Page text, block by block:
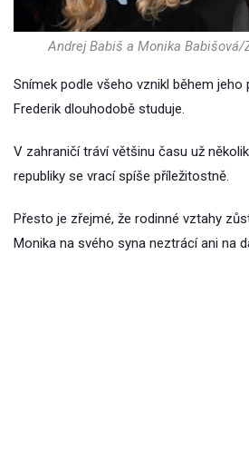
Andrej Babiš a Monika
Snímek podle všeho vznikl během jeho
Frederik dlouhodobě studuje.
V zahraničí tráví většinu času už
republiky se vrací spíše příležitostně.
Přesto je zřejmé, že rodinné vztahy
Monika na svého syna neztrácí ani na